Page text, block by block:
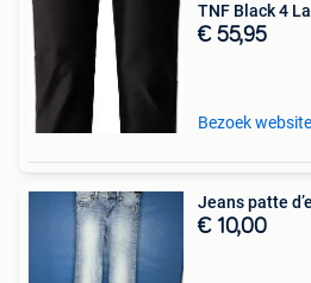
TNF Black 4
€ 55,95
Bezoek website
Jeans patte
€ 10,00